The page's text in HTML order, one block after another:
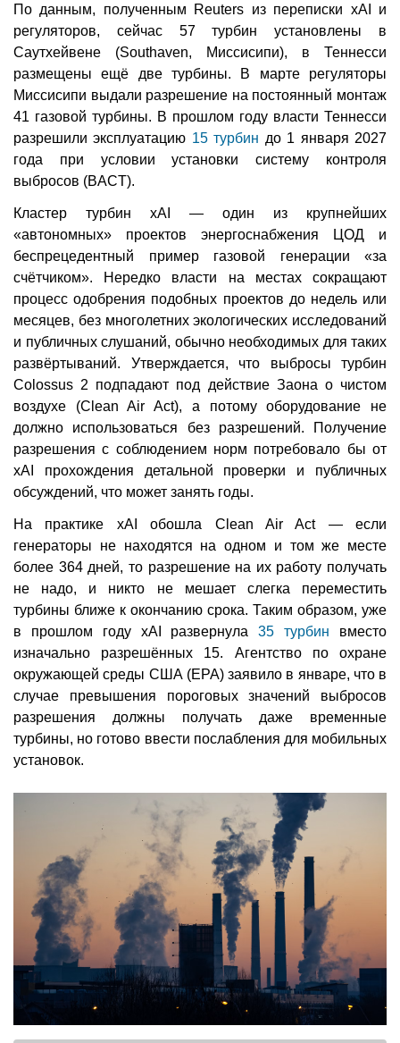
По данным, полученным Reuters из переписки xAI и
регуляторов, сейчас 57 турбин установлены в
Саутхейвене (Southaven, Миссисипи), в Теннесси
размещены ещё две турбины. В марте регуляторы
Миссисипи выдали разрешение на постоянный монтаж
41 газовой турбины. В прошлом году власти Теннесси
разрешили эксплуатацию 15 турбин до 1 января 2027
года при условии установки систему контроля
выбросов (BACT).
Кластер турбин xAI — один из крупнейших
«автономных» проектов энергоснабжения ЦОД и
беспрецедентный пример газовой генерации «за
счётчиком». Нередко власти на местах сокращают
процесс одобрения подобных проектов до недель или
месяцев, без многолетних экологических исследований
и публичных слушаний, обычно необходимых для таких
развёртываний. Утверждается, что выбросы турбин
Colossus 2 подпадают под действие Заона о чистом
воздухе (Clean Air Act), а потому оборудование не
должно использоваться без разрешений. Получение
разрешения с соблюдением норм потребовало бы от
xAI прохождения детальной проверки и публичных
обсуждений, что может занять годы.
На практике xAI обошла Clean Air Act — если
генераторы не находятся на одном и том же месте
более 364 дней, то разрешение на их работу получать
не надо, и никто не мешает слегка переместить
турбины ближе к окончанию срока. Таким образом, уже
в прошлом году xAI развернула35 турбин вместо
изначально разрешённых 15. Агентство по охране
окружающей среды США (EPA) заявило в январе, что в
случае превышения пороговых значений выбросов
разрешения должны получать даже временные
турбины, но готово ввести послабления для мобильных
установок.